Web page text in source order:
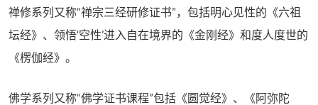
禅修系列又称“禅宗三经研修证书”，包括明心见性的《六祖
坛经》、领悟‘空性’进入自在境界的《金刚经》和度人度世的
《楞伽经》。
佛学系列又称“佛学证书课程”包括《圆觉经》、《阿弥陀